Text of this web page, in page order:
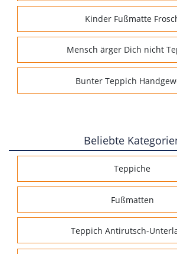
Kinder Fußmatte
Mensch ärger Dich nicht
Bunter Teppich
Beliebte
Teppiche
Fußmatten
Teppich Antirutsch-